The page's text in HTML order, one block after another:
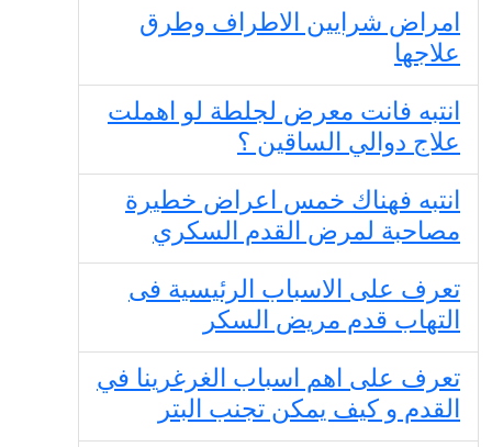
امراض شرايين الاطراف وطرق
علاجها
انتبه فانت معرض لجلطة لو اهملت
علاج دوالي الساقين ؟
انتبه فهناك خمس اعراض خطيرة
مصاحبة لمرض القدم السكري
تعرف على الاسباب الرئيسية فى
التهاب قدم مريض السكر
تعرف على اهم اسباب الغرغرينا في
القدم و كيف يمكن تجنب البتر